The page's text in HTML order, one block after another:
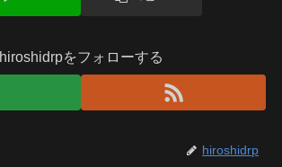
hiroshidrpをフォローする
hiroshidrp